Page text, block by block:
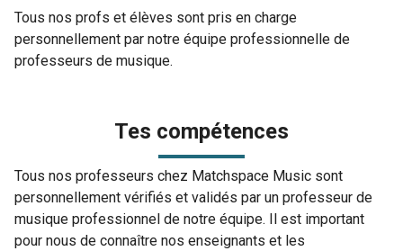
Tous nos profs et élèves sont pris en charge
personnellement par notre équipe professionnelle de
professeurs de musique.
Tes compétences
Tous nos professeurs chez Matchspace Music sont
personnellement vérifiés et validés par un professeur de
musique professionnel de notre équipe. Il est important
pour nous de connaître nos enseignants et les